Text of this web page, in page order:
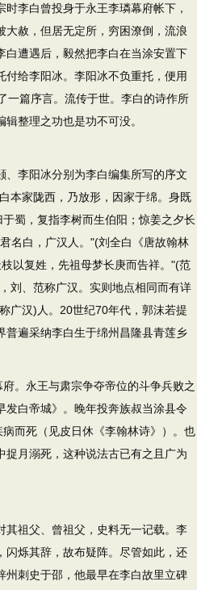
李白曾投身于永王李璘幕府帐下，
赦，但居无定所，穷困潦倒，流浪
白遭遇后，毅然把李白在当涂安置下
给李阳冰。李阳冰不负重托，便用
一篇序言。流传于世。李白的诗作所
整理之功也是功不可没。
李阳冰分别为李白编集所写的序文
本家陇西，乃放形，因家于绵。身既
蜀，复指李树而生伯阳；惊姜之夕长
名白，广汉人。"(刘全白《唐故翰林
以复姓，先祖母梦长庚而告祥。"(范
刘、范称广汉。实则地点相同而有详
广汉)人。20世纪70年代，郭沫若提
普遍采纳李白生于绵州昌隆县青莲乡
。永王与肃宗争夺帝位的斗争兵败之
发白帝城》。晚年投奔族叔当涂县令
而死（见皮日休《李翰林诗》）。也
月溺死，这种说法古已有之且广为
其祖父、曾祖父，史料无一记载。李
闪烁其辞，故布疑阵。尽管如此，还
州刺史于邵，他最早在李白故里立碑